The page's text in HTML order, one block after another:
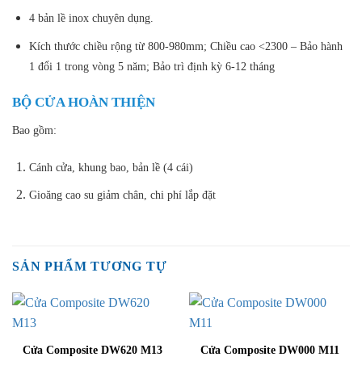
4 bản lề inox chuyên dụng.
Kích thước chiều rộng từ 800-980mm; Chiều cao <2300 – Bảo hành
1 đổi 1 trong vòng 5 năm; Bảo trì định kỳ 6-12 tháng
BỘ CỬA HOÀN THIỆN
Bao gồm:
Cánh cửa, khung bao, bản lề (4 cái)
Gioăng cao su giảm chân, chi phí lắp đặt
SẢN PHẨM TƯƠNG TỰ
Cửa Composite DW620 M13 Cửa Composite DW000 M11